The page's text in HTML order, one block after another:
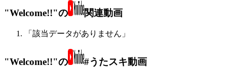
"Welcome!!"の 関連動画
「該当データがありません」
"Welcome!!"の #うたスキ動画